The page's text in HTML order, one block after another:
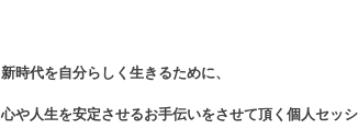
新時代を自分らしく生きるために、
心や人生を安定させるお手伝いをさせて頂く個人セッシ